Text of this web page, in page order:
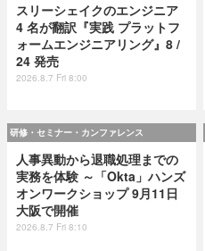
スリーシェイクのエンジニア
4 名が翻訳『実践 プラットフ
ォームエンジニアリング』8 /
24 発売
2026.8.7 Fri 8:00
研修・セミナー・カンファレンス
人事異動から退職処理までの
実務を体験 ～「Okta」ハンズ
オンワークショップ 9月11日
大阪で開催
2026.8.7 Fri 8:10